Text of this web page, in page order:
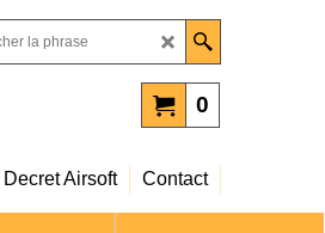
0
Decret Airsoft Contact